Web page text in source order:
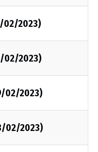
02/2023)
02/2023)
02/2023)
02/2023)